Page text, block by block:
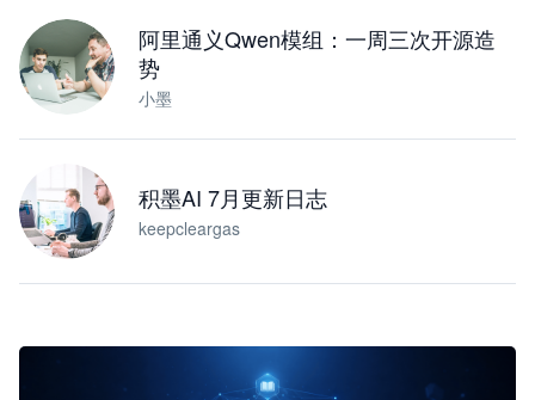
阿里通义Qwen模组：一周三次开源造
势
小墨
积墨AI 7月更新日志
keepcleargas